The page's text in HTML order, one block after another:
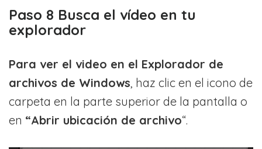
Paso 8 Busca el vídeo en tu
explorador
Para ver el video en el Explorador de
archivos de Windows , haz clic en el icono de
carpeta en la parte superior de la pantalla o
en “Abrir ubicación de archivo“.